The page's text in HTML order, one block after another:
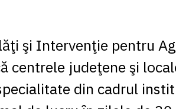
1 NOK= 0.4191
1 NZD
= 2.6097
1 PLN= 1.1646
1 RSD= 0.0425
1 RUB= 0.0530
şi Intervenţie pentru
centrele judeţene şi
din cadrul